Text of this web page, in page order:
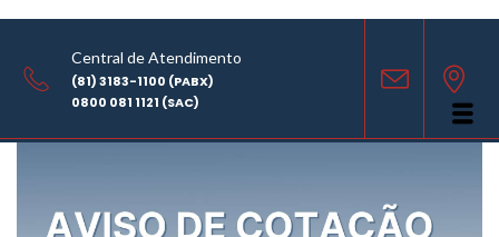
Central de Atendimento
(81) 3183-1100 (PABX)
0800 081 1121 (SAC)